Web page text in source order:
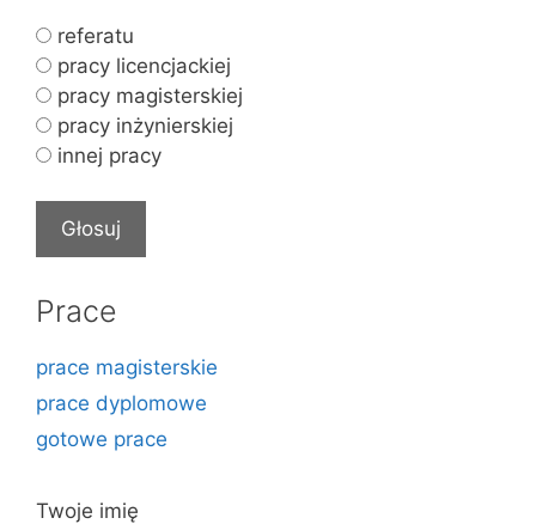
referatu
pracy licencjackiej
pracy magisterskiej
pracy inżynierskiej
innej pracy
Prace
prace magisterskie
prace dyplomowe
gotowe prace
Twoje imię